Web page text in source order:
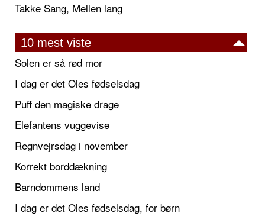
Takke Sang, Mellen lang
10 mest viste
Solen er så rød mor
I dag er det Oles fødselsdag
Puff den magiske drage
Elefantens vuggevise
Regnvejrsdag i november
Korrekt borddækning
Barndommens land
I dag er det Oles fødselsdag, for børn